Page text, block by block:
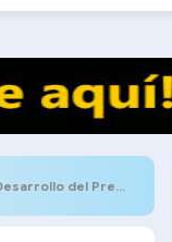
del Pregrado